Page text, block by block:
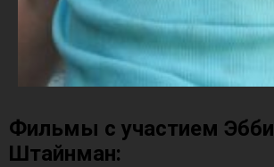
Фильмы с участием Эбби
Штайнман: